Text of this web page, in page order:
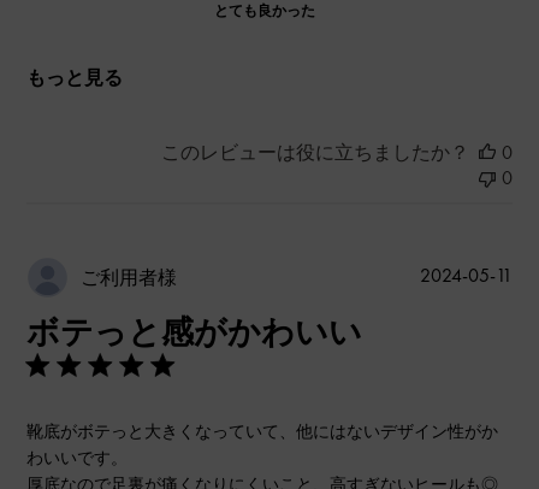
とても良かった
もっと見る
このレビューは役に立ちましたか？
0
0
ご利用者様
ボテっと感がかわいい
靴底がボテっと大きくなっていて、他にはないデザイン性がか
わいいです。
厚底なので足裏が痛くなりにくいこと、高すぎないヒールも◎
2024-05-11